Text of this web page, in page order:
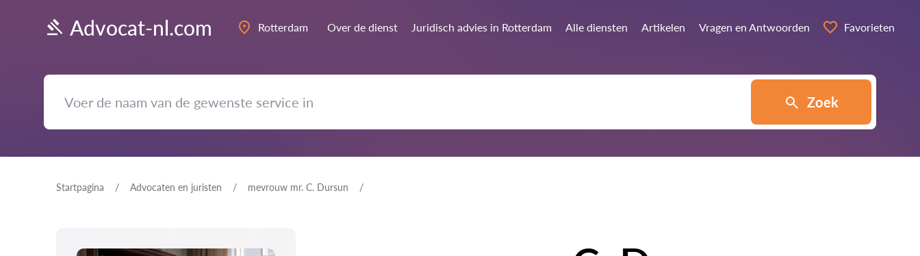
Advocat-nl.com Rotterdam Over de dienst Juridisch advies in Rotterdam Alle diensten Artikelen Vragen en Antwoorden Favorieten
Zoek
Startpagina Advocaten en juristen mevrouw mr. C. Dursun